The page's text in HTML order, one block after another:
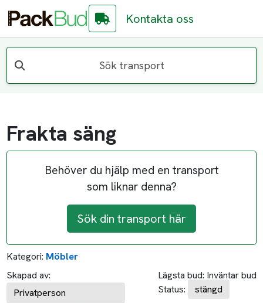
Kontakta oss
Sök transport
Frakta säng
Behöver du hjälp med en transport
som liknar denna?
Sök din transport här
Kategori: Möbler
Skapad av:
Privatperson
Lägsta bud: Inväntar bud
Status:
stängd